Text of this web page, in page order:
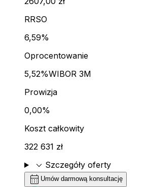
RRSO
6,59%
Oprocentowanie
5,52%WIBOR 3M
Prowizja
0,00%
Koszt całkowity
322 631 zł
expand_more Szczegóły oferty
calendar_month Umów darmową konsultację